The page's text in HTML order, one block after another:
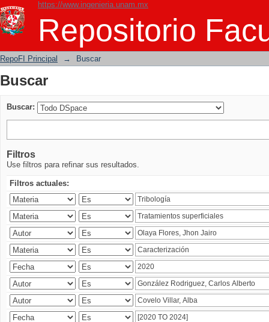
https://www.ingenieria.unam.mx
Repositorio
Buscar
RepoFI Principal → Buscar
Buscar
Buscar:
Filtros
Use filtros para refinar sus resultados.
Filtros actuales: